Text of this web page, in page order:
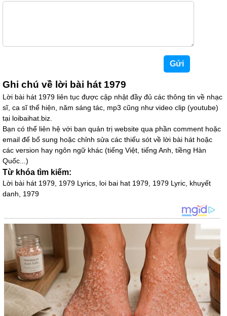
Ghi chú về lời bài hát 1979
Lời bài hát 1979 liên tục được cập nhật đầy đủ các thông tin về nhạc
sĩ, ca sĩ thể hiện, năm sáng tác, mp3 cũng như video clip (youtube)
tại loibaihat.biz.
Bạn có thể liên hệ với ban quản trị website qua phần comment hoặc
email để bổ sung hoặc chỉnh sửa các thiếu sót về lời bài hát hoặc
các version hay ngôn ngữ khác (tiếng Việt, tiếng Anh, tiềng Hàn
Quốc...)
Từ khóa tìm kiếm:
Lời bài hát 1979, 1979 Lyrics, loi bai hat 1979, 1979 Lyric, khuyết
danh, 1979